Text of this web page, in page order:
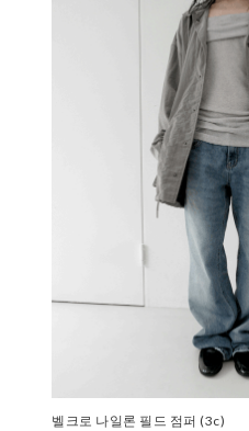
벨크로 나일론 필드 점퍼 (3c)